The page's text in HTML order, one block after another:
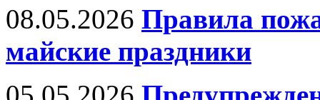
08.05.2026 Правила
майские праздники